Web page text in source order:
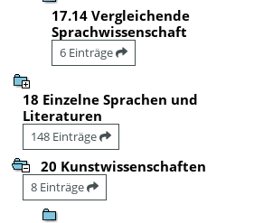
17.14 Vergleichende
Sprachwissenschaft
6 Einträge
18 Einzelne Sprachen und
Literaturen
148 Einträge
20 Kunstwissenschaften
8 Einträge